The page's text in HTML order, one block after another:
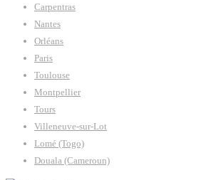
Carpentras
Nantes
Orléans
Paris
Toulouse
Montpellier
Tours
Villeneuve-sur-Lot
Lomé (Togo)
Douala (Cameroun)